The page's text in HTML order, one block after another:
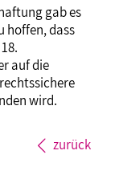
gab es
hoffen, dass
auf die
wird.
zurück